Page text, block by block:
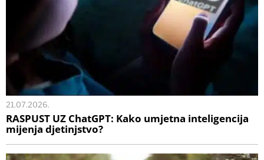
21.07.2026.
RASPUST UZ ChatGPT: Kako umjetna inteligencija
mijenja djetinjstvo?